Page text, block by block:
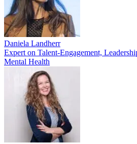
Daniela Landherr
Expert on Talent-Engagement,
Mental Health